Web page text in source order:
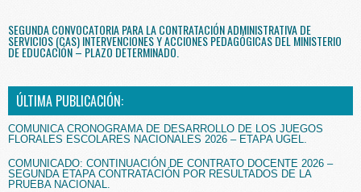
SEGUNDA CONVOCATORIA PARA LA CONTRATACIÓN ADMINISTRATIVA DE
SERVICIOS (CAS) INTERVENCIONES Y ACCIONES PEDAGÓGICAS DEL MINISTERIO
DE EDUCACIÓN – PLAZO DETERMINADO.
ÚLTIMA PUBLICACIÓN:
COMUNICA CRONOGRAMA DE DESARROLLO DE LOS JUEGOS
FLORALES ESCOLARES NACIONALES 2026 – ETAPA UGEL.
COMUNICADO: CONTINUACIÓN DE CONTRATO DOCENTE 2026 –
SEGUNDA ETAPA CONTRATACIÓN POR RESULTADOS DE LA
PRUEBA NACIONAL.